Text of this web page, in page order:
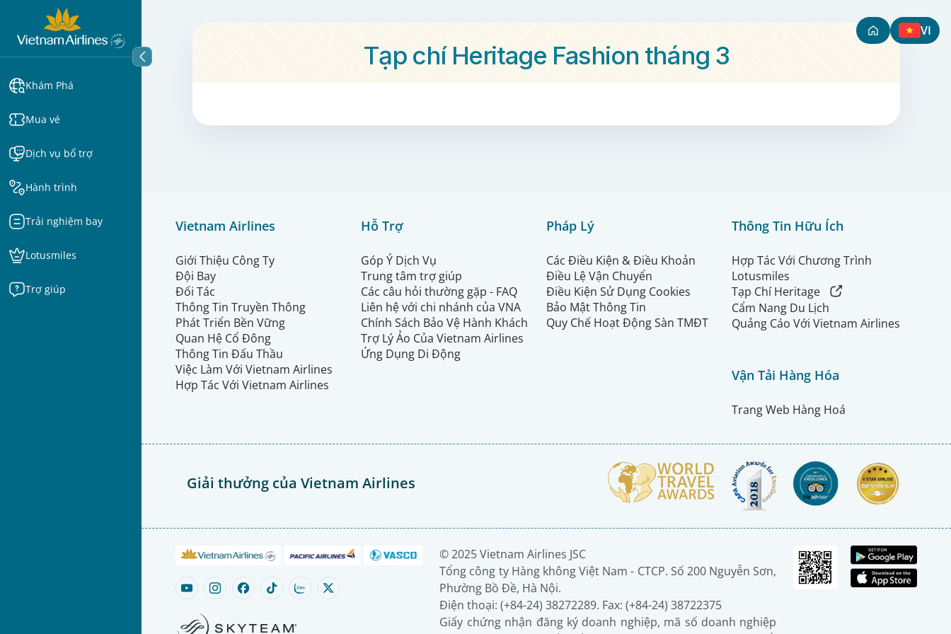
Khám Phá
Mua vé
Dịch vụ bổ trợ
Hành trình
Trải nghiệm bay
Lotusmiles
Trợ giúp
VI
Tạp chí Heritage Fashion tháng 3
Vietnam Airlines
Giới Thiệu Công Ty
Đội Bay
Đối Tác
Thông Tin Truyền Thông
Phát Triển Bền Vững
Quan Hệ Cổ Đông
Thông Tin Đấu Thầu
Việc Làm Với Vietnam Airlines
Hợp Tác Với Vietnam Airlines
Hỗ Trợ
Góp Ý Dịch Vụ
Trung tâm trợ giúp
Các câu hỏi thường gặp - FAQ
Liên hệ với chi nhánh của VNA
Chính Sách Bảo Vệ Hành Khách
Trợ Lý Ảo Của Vietnam Airlines
Ứng Dụng Di Động
Pháp Lý
Các Điều Kiện & Điều Khoản
Điều Lệ Vận Chuyển
Điều Kiện Sử Dụng Cookies
Bảo Mật Thông Tin
Quy Chế Hoạt Động Sàn TMĐT
Thông Tin Hữu Ích
Hợp Tác Với Chương Trình
Lotusmiles
Tạp Chí Heritage
Cẩm Nang Du Lịch
Quảng Cáo Với Vietnam Airlines
Vận Tải Hàng Hóa
Trang Web Hàng Hoá
Giải thưởng của Vietnam Airlines
© 2025 Vietnam Airlines JSC
Tổng công ty Hàng không Việt Nam - CTCP. Số 200 Nguyễn Sơn,
Phường Bồ Đề, Hà Nội.
Điện thoại: (+84-24) 38272289. Fax: (+84-24) 38722375
Giấy chứng nhận đăng ký doanh nghiệp, mã số doanh nghiệp